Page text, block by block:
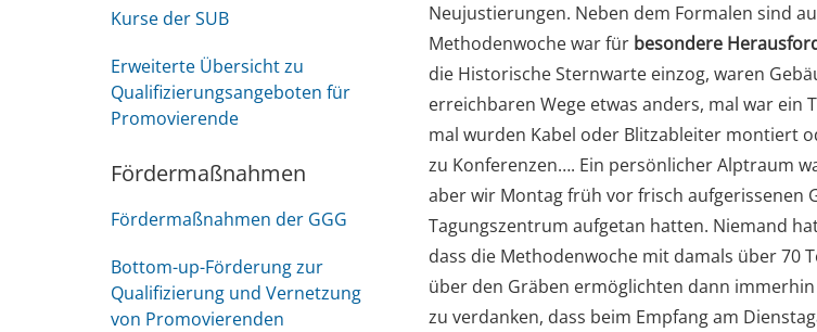
Kurse der SUB
Erweiterte Übersicht zu
Qualifizierungsangeboten für
Promovierende
Fördermaßnahmen
Fördermaßnahmen der GGG
Bottom-up-Förderung zur
Qualifizierung und Vernetzung
von Promovierenden
Neujustierungen. Neben dem Formalen sind
Methodenwoche war für besondere
die Historische Sternwarte einzog, waren
erreichbaren Wege etwas anders, mal war
mal wurden Kabel oder Blitzableiter montiert
zu Konferenzen…. Ein persönlicher Alptraum
aber wir Montag früh vor frisch aufgerissenen
Tagungszentrum aufgetan hatten. Niemand
dass die Methodenwoche mit damals über 70
über den Gräben ermöglichten dann
zu verdanken, dass beim Empfang am